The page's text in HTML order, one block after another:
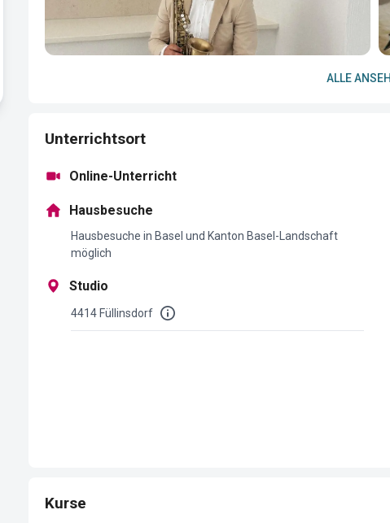
ALLE
Unterrichtsort
Online-Unterricht
Hausbesuche
Hausbesuche in Basel und Kanton Basel-Landschaft
möglich
Studio
4414 Füllinsdorf
Kurse